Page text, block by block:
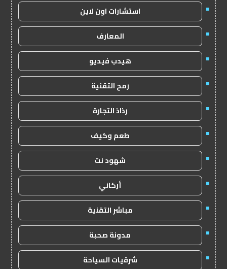
استشارات اون لاين
المعارف
هيدب فيديو
رمح التقنية
رذاذ التجارة
طعم وكيف
شهود نت
أركاني
مباشر التقنية
مدونة صحبة
شرقيات السياحة